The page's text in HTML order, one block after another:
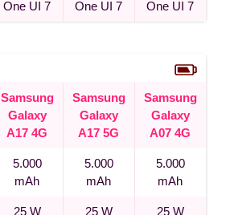
One UI 7
One UI 7
One UI 7
Samsung
Galaxy
A17 4G
Samsung
Galaxy
A17 5G
Samsung
Galaxy
A07 4G
5.000
mAh
5.000
mAh
5.000
mAh
25 W 25 W 25 W